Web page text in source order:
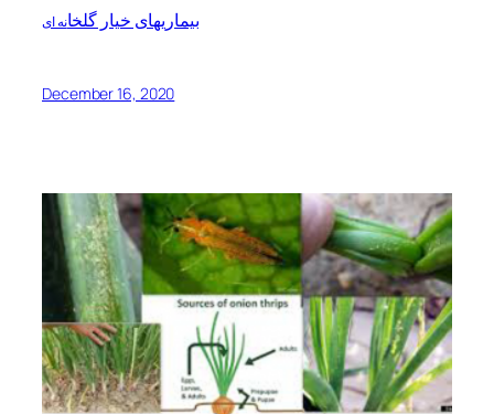
بیماریهای خیار گلخانه ای
December 16, 2020